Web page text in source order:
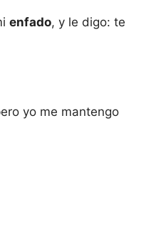
enfado, y le digo: te
yo me mantengo